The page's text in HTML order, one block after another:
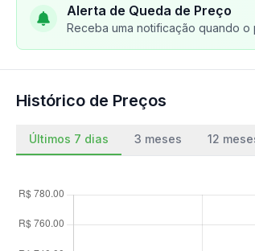
Alerta de Queda de Preço
Receba uma notificação quando o
Histórico de Preços
Últimos 7 dias 3 meses 12